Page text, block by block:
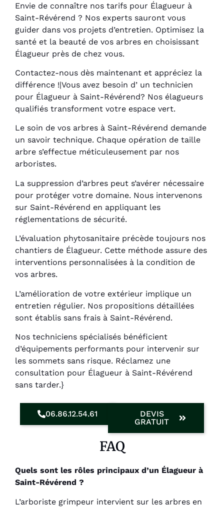
Envie de connaître nos tarifs pour Élagueur à
Saint-Révérend ? Nos experts sauront vous
guider dans vos projets d’entretien. Optimisez la
santé et la beauté de vos arbres en choisissant
Élagueur près de chez vous.
Contactez-nous dès maintenant et appréciez la
différence !|Vous avez besoin d’ un technicien
pour Élagueur à Saint-Révérend? Nos élagueurs
qualifiés transforment votre espace vert.
Le soin de vos arbres à Saint-Révérend demande
un savoir technique. Chaque opération de taille
arbre s’effectue méticuleusement par nos
arboristes.
La suppression d’arbres peut s’avérer nécessaire
pour protéger votre domaine. Nous intervenons
sur Saint-Révérend en appliquant les
réglementations de sécurité.
L’évaluation phytosanitaire précède toujours nos
chantiers de Élagueur. Cette méthode assure des
interventions personnalisées à la condition de
vos arbres.
L’amélioration de votre extérieur implique un
entretien régulier. Nos propositions détaillées
sont établis sans frais à Saint-Révérend.
Nos techniciens spécialisés bénéficient
d’équipements performants pour intervenir sur
les sommets sans risque. Réclamez une
consultation pour Élagueur à Saint-Révérend
sans tarder.}
06.86.12.54.61
DEVIS
GRATUIT
FAQ
Quels sont les rôles principaux d’un Élagueur à
Saint-Révérend ?
L’arboriste grimpeur intervient sur les arbres en